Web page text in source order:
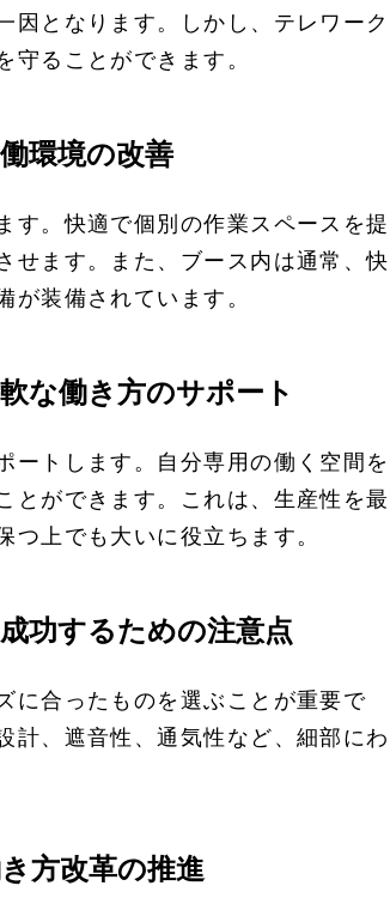
因となります。しかし、テレワーク
守ることができます。
環境の改善
す。快適で個別の作業スペースを提
せます。また、ブース内は通常、快
が装備されています。
な働き方のサポート
ートします。自分専用の働く空間を
とができます。これは、生産性を最
上でも大いに役立ちます。
功するための注意点
に合ったものを選ぶことが重要で
計、遮音性、通気性など、細部にわ
方改革の推進